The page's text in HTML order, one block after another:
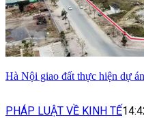
Hà Nội giao đất thực hiện dự
PHÁP LUẬT VỀ KINH TẾ